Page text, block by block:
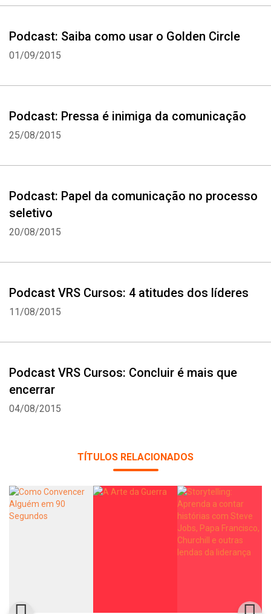
Podcast: Saiba como usar o Golden Circle
01/09/2015
Podcast: Pressa é inimiga da comunicação
25/08/2015
Podcast: Papel da comunicação no processo
seletivo
20/08/2015
Podcast VRS Cursos: 4 atitudes dos líderes
11/08/2015
Podcast VRS Cursos: Concluir é mais que
encerrar
04/08/2015
TÍTULOS RELACIONADOS
Facebook Twitter